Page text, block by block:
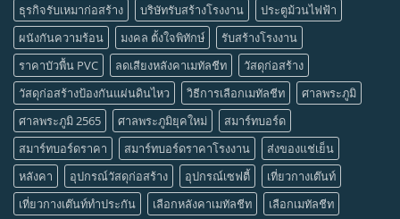
ธุรกิจรับเหมาก่อสร้าง
บริษัทรับสร้างโรงงาน
ประตูม้วนไฟฟ้า
ผนังกันความร้อน
มงคล ตั้งใจพิทักษ์
รับสร้างโรงงาน
ราคาบัวพื้น PVC
ลดเสียงหลังคาเมทัลชีท
วัสดุก่อสร้าง
วัสดุก่อสร้างป้องกันแผ่นดินไหว
วิธีการเลือกเมทัลชีท
ศาลพระภูมิ
ศาลพระภูมิ 2565
ศาลพระภูมิยุคใหม่
สมาร์ทบอร์ด
สมาร์ทบอร์ดราคา
สมาร์ทบอร์ดราคาโรงงาน
ส่งของแช่เย็น
หลังคา
อุปกรณ์วัสดุก่อสร้าง อุปกรณ์เซฟตี้
เที่ยวกางเต๊นท์
เที่ยวกางเต๊นท์ทำประกัน
เลือกหลังคาเมทัลชีท
เลือกเมทัลชีท